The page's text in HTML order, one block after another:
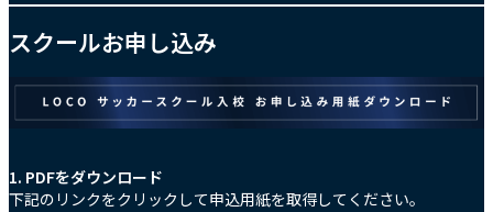
スクールお申し込み
1. PDFをダウンロード
下記のリンクをクリックして申込用紙を取得してください。